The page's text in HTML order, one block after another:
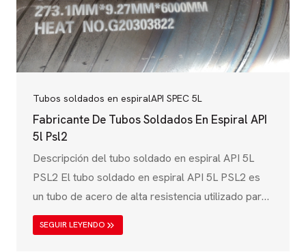
(ASTM) y cubre tanto los tubos de acero sin
soldadura como los soldados....
Tubos soldados en espiralAPI SPEC 5L
Fabricante De Tubos Soldados En Espiral API
5l Psl2
Descripción del tubo soldado en espiral API 5L
PSL2 El tubo soldado en espiral API 5L PSL2 es
un tubo de acero de alta resistencia utilizado para
la transmisión de petróleo y gas, tuberías de agua
y aplicaciones industriales. Se fabrica de acuerdo
SEGUIR LEYENDO